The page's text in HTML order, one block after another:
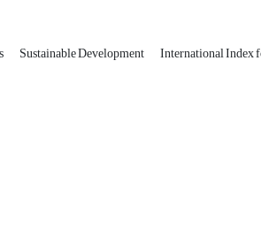
Sustainable Development International Index